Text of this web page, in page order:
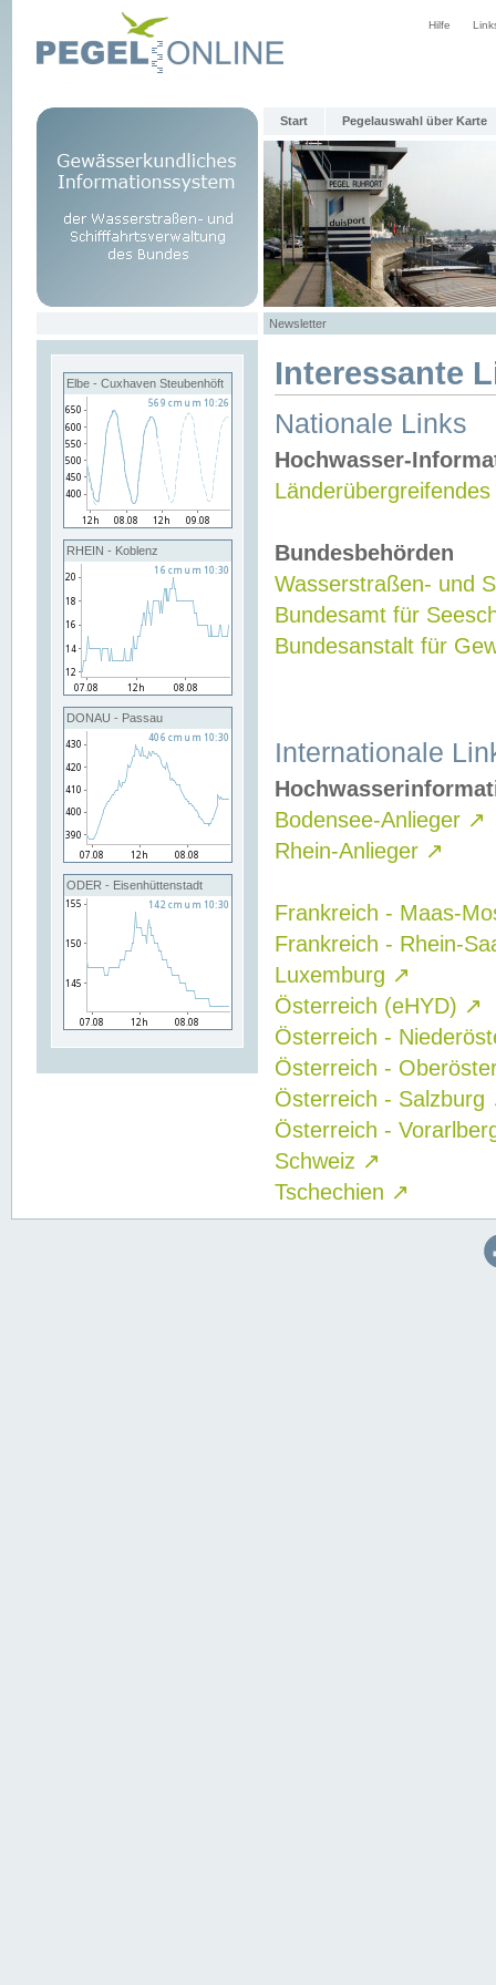
Hilfe
Start Pegelauswahl über Karte
Newsletter
Elbe - Cuxhaven Steubenhöft
RHEIN - Koblenz
DONAU - Passau
ODER - Eisenhüttenstadt
Interessante
Nationale Links
Hochwasser-
Bundesbehörden
Wasserstraßen- und
Bundesamt für
Bundesanstalt für
Internationale
Bodensee-Anlieger ↗
Rhein-Anlieger ↗
Frankreich - Maas-
Frankreich - Rhein-
Luxemburg ↗
Österreich (eHYD) ↗
Österreich -
Österreich -
Österreich - Salzburg
Österreich -
Schweiz ↗
Tschechien ↗